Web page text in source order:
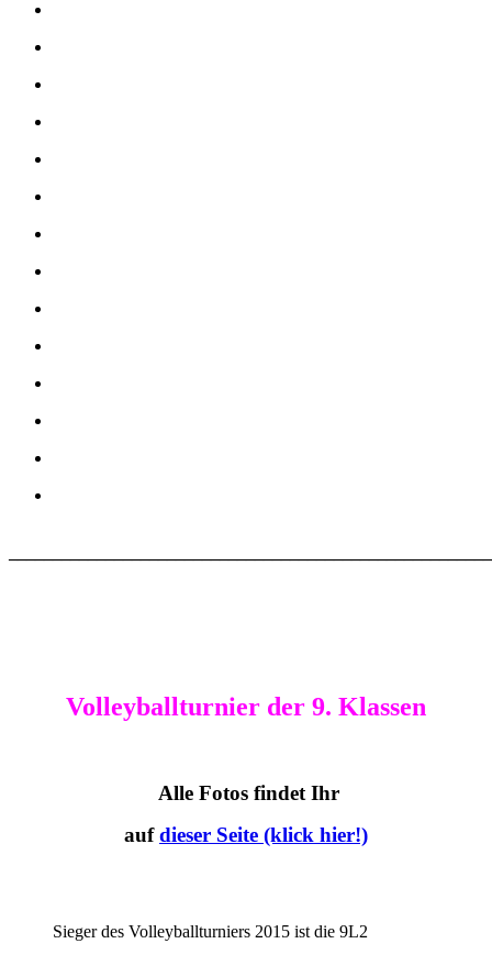
Volleyballturnier der 9. Klassen
Alle Fotos findet Ihr
aufdieser Seite (klick hier!)
Sieger des Volleyballturniers 2015 ist die 9L2